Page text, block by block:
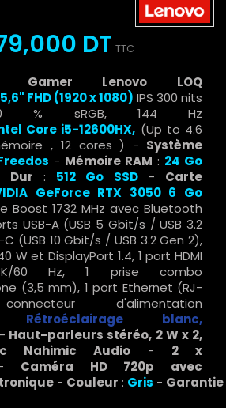
DT TTC
Gamer Lenovo LOQ
FHD (1920 x 1080) IPS 300 nits
% sRGB, 144 Hz
Core i5-12600HX, (Up to 4.6
, 12 cores) - Système
- Mémoire RAM : 24 Go
Dur : 512 Go SSD- Carte
GeForce RTX 3050 6 Go
Boost 1732 MHz avec Bluetooth
USB-A (USB 5 Gbit/s / USB 3.2
C (USB 10 Gbit/s / USB 3.2 Gen 2),
W et DisplayPort 1.4, 1 port HDMI
60 Hz, 1 prise combo
(3,5 mm), 1 port Ethernet (RJ-
d'alimentation
Rétroéclairage blanc,
- Haut-parleurs stéréo, 2 W x 2,
Nahimic Audio - 2 x
Caméra HD 720p avec
- Couleur : Gris - Garantie